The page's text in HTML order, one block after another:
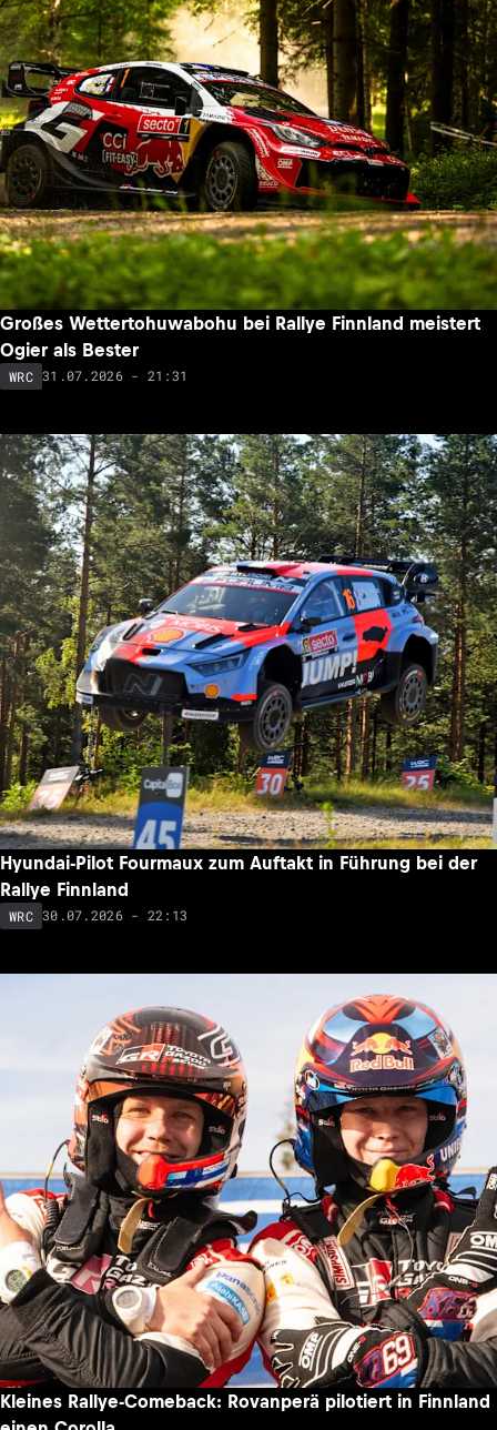
Großes Wettertohuwabohu bei Rallye Finnland meistert
Ogier als Bester
WRC 31.07.2026 - 21:31
Hyundai-Pilot Fourmaux zum Auftakt in Führung bei der
Rallye Finnland
WRC 30.07.2026 - 22:13
Kleines Rallye-Comeback: Rovanperä pilotiert in Finnland